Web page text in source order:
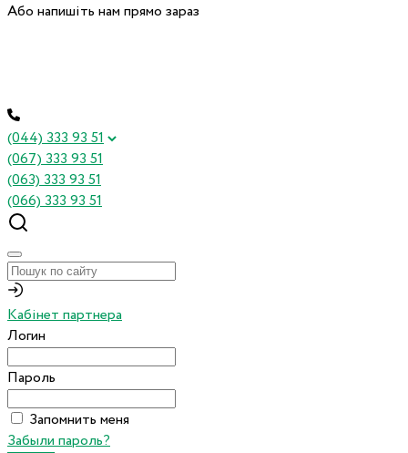
Або напишіть нам прямо зараз
(044) 333 93 51
(067) 333 93 51
(063) 333 93 51
(066) 333 93 51
Кабінет партнера
Логин
Пароль
Запомнить меня
Забыли пароль?